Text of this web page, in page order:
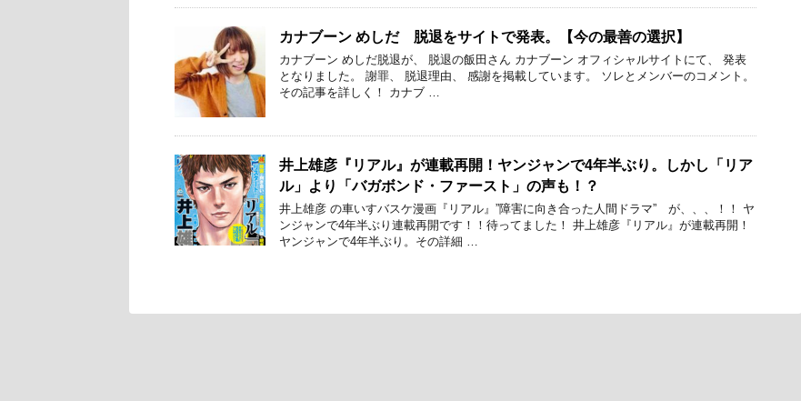
カナブーン めしだ 脱退をサイトで発表。【今の最善の選択】
カナブーン めしだ脱退が、 脱退の飯田さん カナブーン オフィシャルサイトにて、 発表
となりました。 謝罪、 脱退理由、 感謝を掲載しています。 ソレとメンバーのコメント。
その記事を詳しく！ カナブ …
井上雄彦『リアル』が連載再開！ヤンジャンで4年半ぶり。しかし「リア
ル」より「バガボンド・ファースト」の声も！？
井上雄彦 の車いすバスケ漫画『リアル』”障害に向き合った人間ドラマ” が、、、！！ ヤ
ンジャンで4年半ぶり連載再開です！！待ってました！ 井上雄彦『リアル』が連載再開！
ヤンジャンで4年半ぶり。その詳細 …